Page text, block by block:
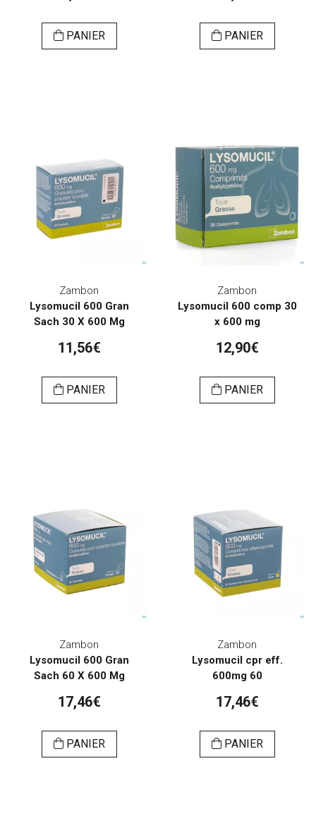
PANIER PANIER
Zambon
Lysomucil 600 Gran
Sach 30 X 600 Mg
11,56€
PANIER
Zambon
Lysomucil 600 comp 30
x 600 mg
12,90€
PANIER
Zambon
Lysomucil 600 Gran
Sach 60 X 600 Mg
17,46€
PANIER
Zambon
Lysomucil cpr eff.
600mg 60
17,46€
PANIER